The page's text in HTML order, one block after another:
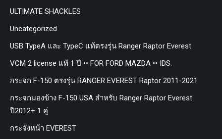
ULTIMATE SHACKLES
Uncategorized
USB TypeA และ TypeC แท้ตรงรุ่น Ranger Raptor Everest
VCM 2 license แท้ 1 ปี •• FOR FORD MAZDA •• IDS.
กระจก F-150 ตรงรุ่น RANGER EVEREST Raptor 2011-2021
กระจกมองข้าง F-150 USA สำหรับ Ranger Raptor Everest
ปี2012+ 1 คู่
กระจังหน้า EVEREST